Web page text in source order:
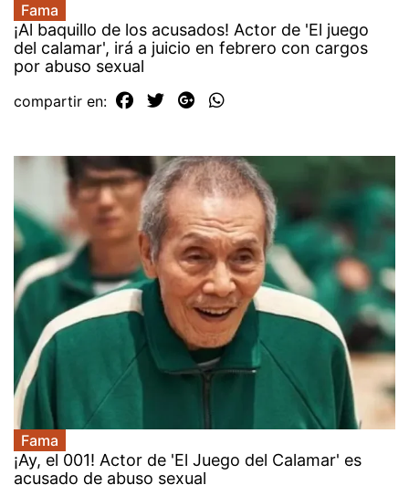
Fama
¡Al baquillo de los acusados! Actor de 'El juego
del calamar', irá a juicio en febrero con cargos
por abuso sexual
compartir en:
Fama
¡Ay, el 001! Actor de 'El Juego del Calamar' es
acusado de abuso sexual